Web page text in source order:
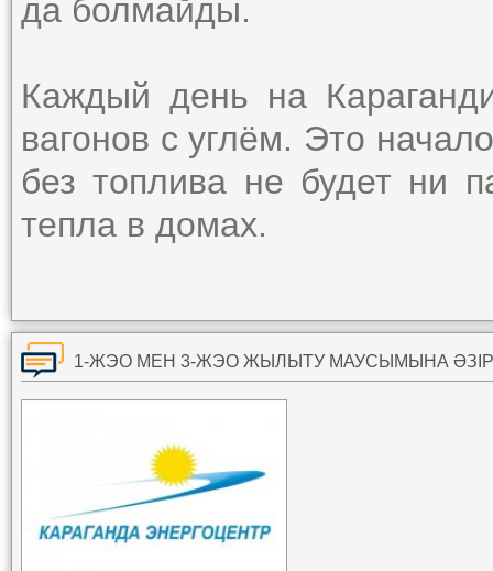
да болмайды.
Каждый день на
вагонов с углём. Это
без топлива не будет ни
тепла в домах.
1-ЖЭО МЕН 3-ЖЭО ЖЫЛЫТУ МАУСЫМЫНА